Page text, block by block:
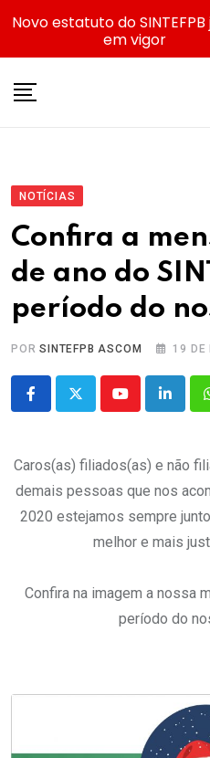
NOTÍCIAS
Confira a
de ano do
período do
PORSINTEFPB ASCOM 19 DE
Youtube
Caros(as) filiados(as) e não
demais pessoas que nos
2020 estejamos sempre
melhor e mais
Confira na imagem a nossa
período do
Novo estatuto do
em vigor